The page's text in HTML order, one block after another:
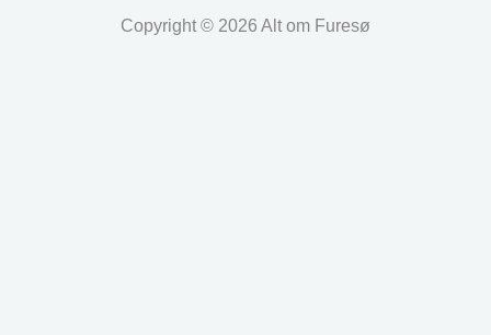
Copyright © 2026 Alt om Furesø